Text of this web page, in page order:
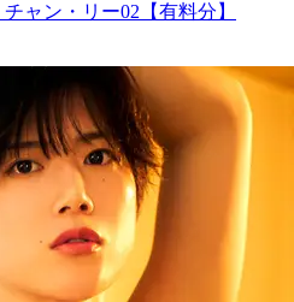
ャン・リー02【有料分】